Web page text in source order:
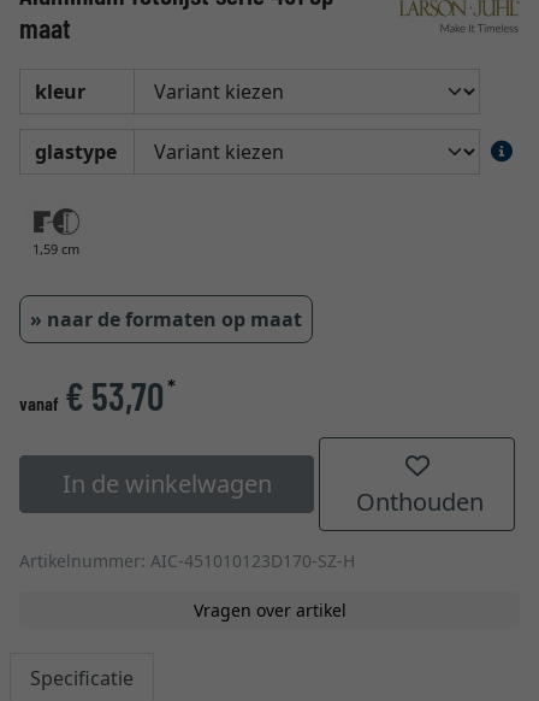
maat
kleur
glastype
1,59 cm
» naar de formaten op maat
vanaf € 53,70*
In de winkelwagen
Onthouden
Artikelnummer: AIC-451010123D170-SZ-H
Vragen over artikel
Specificatie